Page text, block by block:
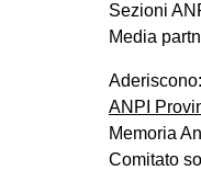
Sezioni
Media
Aderiscono:
ANPI
Memoria
Comitato